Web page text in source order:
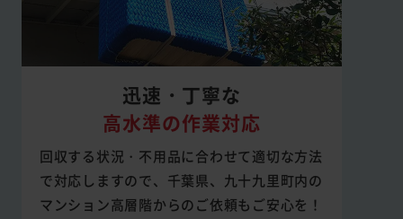
迅速・丁寧な
高水準の作業対応
回収する状況・不用品に合わせて適切な方法
で対応しますので、千葉県、九十九里町内の
マンション高層階からのご依頼もご安心を！